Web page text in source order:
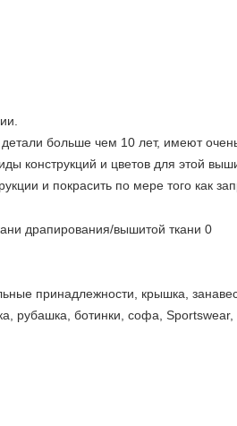
больше чем 10 лет, имеют
конструкций и цветов для этой
и покрасить по мере того как
принадлежности, крышка,
рубашка, ботинки, софа,